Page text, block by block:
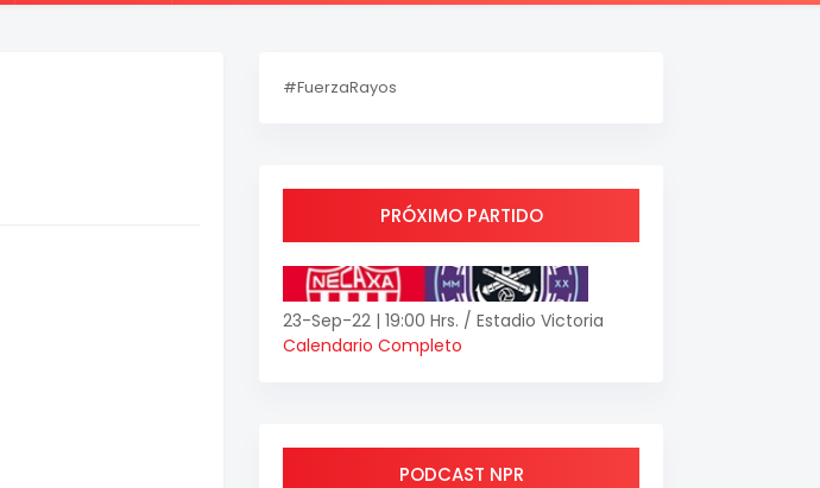
#FuerzaRayos
PRÓXIMO PARTIDO
23-Sep-22 | 19:00 Hrs. / Estadio Victoria
Calendario Completo
PODCAST NPR